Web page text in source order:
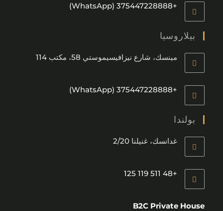
+375447228888 (WhatsApp)
بيلاروسيا
مينسك، شارع نيزافيسيموستي 58، مكتب 114
+375447228888 (WhatsApp)
بولندا
غدانسك، غنيلنا 2/20
+48 511 119 125
B2C Private House